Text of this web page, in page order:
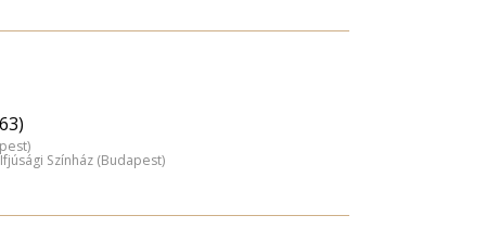
Színház (Budapest)